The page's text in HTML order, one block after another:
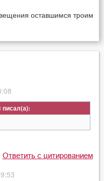
оставшимся троим
Ответить с цитированием